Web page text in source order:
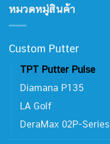
หมวดหมู่สินค้า
Custom Putter
TPT Putter Pulse
Diamana P135
LA Golf
DeraMax 02P-Series